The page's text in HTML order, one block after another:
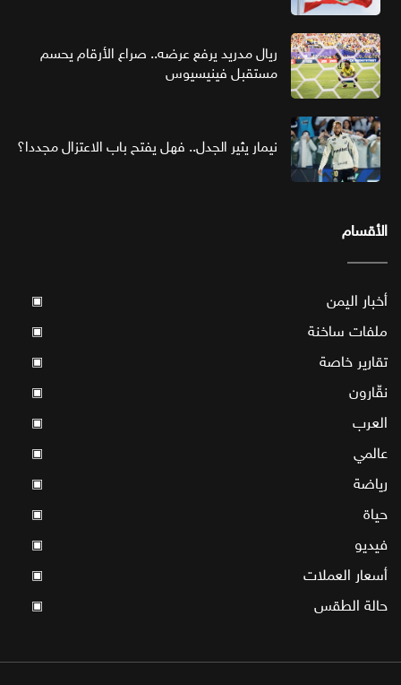
ريال مدريد يرفع عرضه.. صراع الأرقام يحسم
مستقبل فينيسيوس
نيمار يثير الجدل.. فهل يفتح باب الاعتزال مجددا؟
الأقسام
أخبار اليمن ▣
ملفات ساخنة ▣
تقارير خاصة ▣
نقّارون ▣
العرب ▣
عالمي ▣
رياضة ▣
حياة ▣
فيديو ▣
أسعار العملات ▣
حالة الطقس ▣